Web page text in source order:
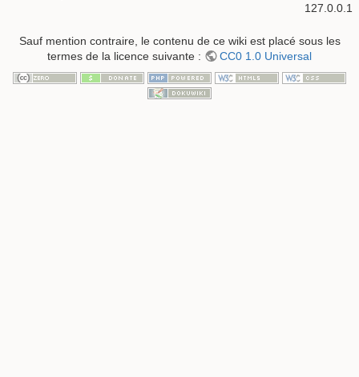
127.0.0.1
Sauf mention contraire, le contenu de ce wiki est placé sous les
termes de la licence suivante :
CC0 1.0 Universal